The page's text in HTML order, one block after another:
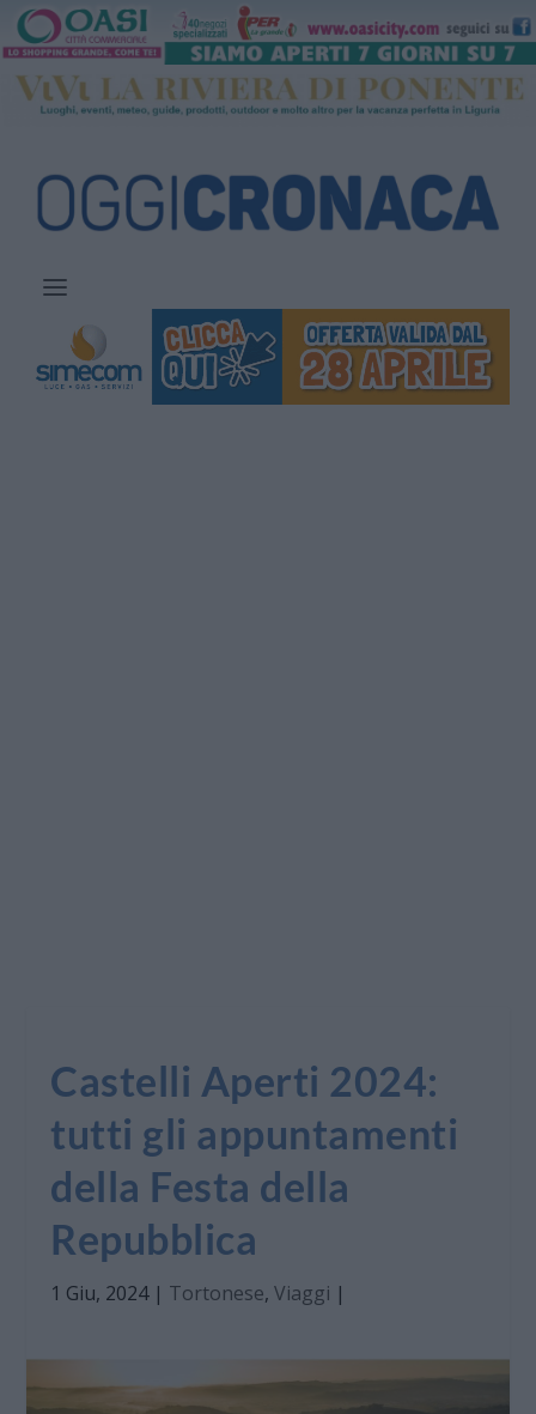
Castelli Aperti 2024:
tutti gli appuntamenti
della Festa della
Repubblica
1 Giu, 2024| Tortonese,Viaggi |